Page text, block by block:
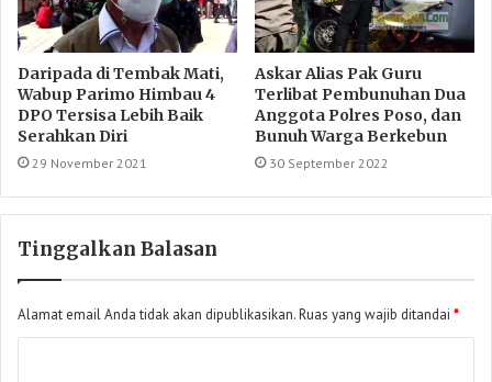
Daripada di Tembak Mati,
Wabup Parimo Himbau 4
DPO Tersisa Lebih Baik
Serahkan Diri
29 November 2021
Askar Alias Pak Guru
Terlibat Pembunuhan Dua
Anggota Polres Poso, dan
Bunuh Warga Berkebun
30 September 2022
Tinggalkan Balasan
Alamat email Anda tidak akan dipublikasikan.Ruas yang wajib ditandai *